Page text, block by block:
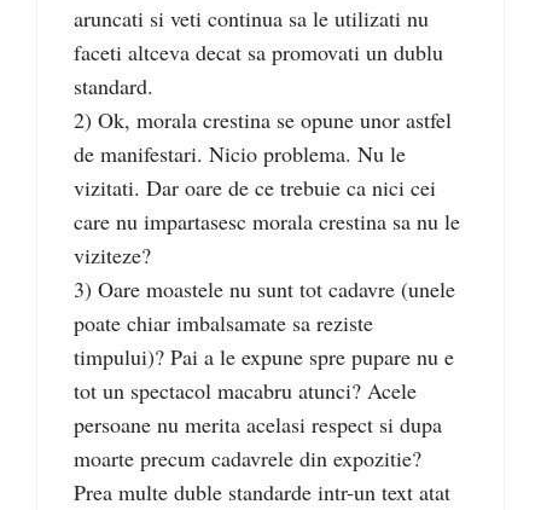
aruncati si veti continua sa le utilizati nu
faceti altceva decat sa promovati un dublu
standard.
2) Ok, morala crestina se opune unor astfel
de manifestari. Nicio problema. Nu le
vizitati. Dar oare de ce trebuie ca nici cei
care nu impartasesc morala crestina sa nu le
viziteze?
3) Oare moastele nu sunt tot cadavre (unele
poate chiar imbalsamate sa reziste
timpului)? Pai a le expune spre pupare nu e
tot un spectacol macabru atunci? Acele
persoane nu merita acelasi respect si dupa
moarte precum cadavrele din expozitie?
Prea multe duble standarde intr-un text atat